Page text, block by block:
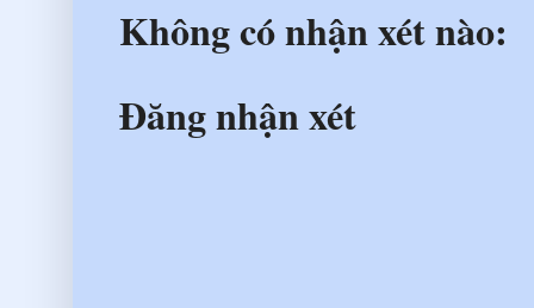
Không có nhận xét nào:
Đăng nhận xét